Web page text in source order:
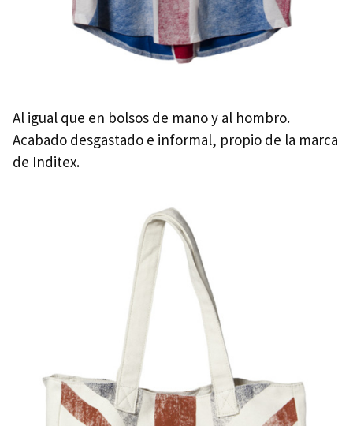
Al igual que en bolsos de mano y al hombro.
Acabado desgastado e informal, propio de la marca
de Inditex.